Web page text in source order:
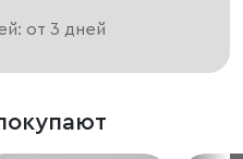
от 3 дней